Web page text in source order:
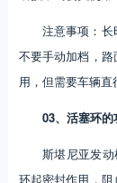
注意事项：
不要手动加档，
用，但需要车辆直
03、活塞环的
斯堪尼亚发
环起密封作用，